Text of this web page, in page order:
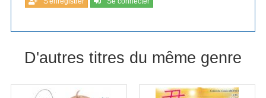
D'autres titres du même genre